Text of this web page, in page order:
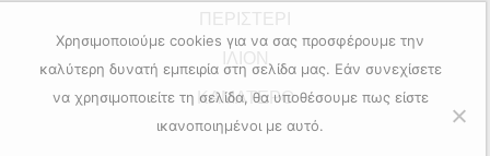
ΚΑΜΑΤΕΡΟ
Χρησιμοποιούμε cookies για να σας προσφέρουμε την
καλύτερη δυνατή εμπειρία στη σελίδα μας. Εάν συνεχίσετε
να χρησιμοποιείτε τη σελίδα, θα υποθέσουμε πως είστε
ικανοποιημένοι με αυτό.